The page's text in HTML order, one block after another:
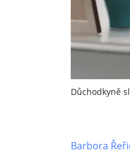
Důchodkyně
Barbora